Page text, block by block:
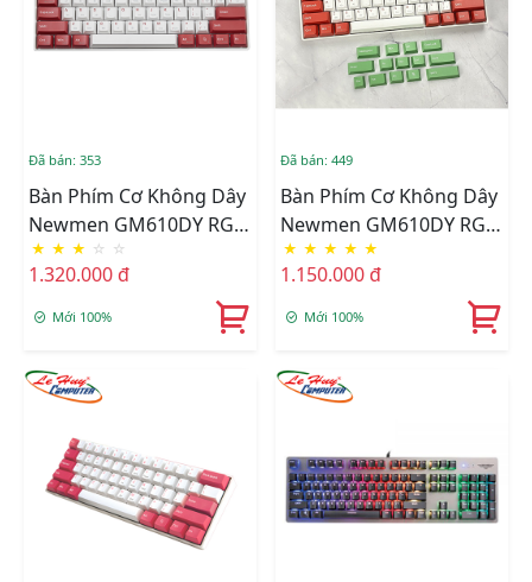
Đã bán: 353
Bàn Phím Cơ Không Dây
Newmen GM610DY RGB
(G-PRO Brown/ Red/
Blue Switch)
★ ★ ★ ☆ ☆
1.320.000 đ
Mới 100%
Đã bán: 449
Bàn Phím Cơ Không Dây
Newmen GM610DY RGB
(N-Box Brown/ Red/ Blue
Switch)
★ ★ ★ ★ ★
1.150.000 đ
Mới 100%